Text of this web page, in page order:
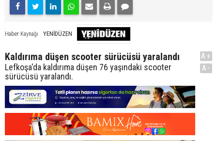
Haber Kaynağı YENİDÜZEN
Kaldırıma düşen scooter sürücüsü yaralandı
Lefkoşa'da kaldırıma düşen 76 yaşındaki scooter
sürücüsü yaralandı.
A+
A-